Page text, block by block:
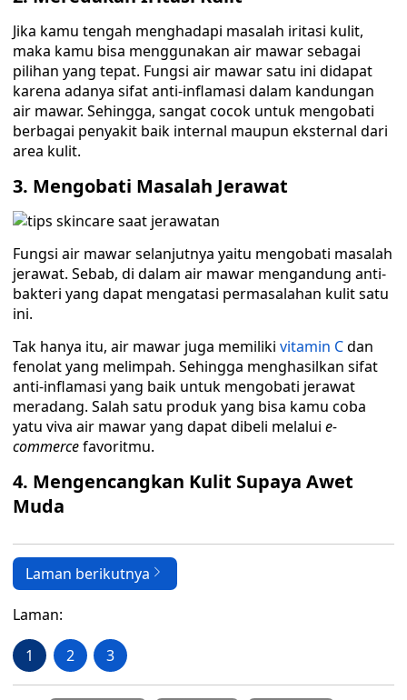
Jika kamu tengah menghadapi masalah iritasi kulit,
maka kamu bisa menggunakan air mawar sebagai
pilihan yang tepat. Fungsi air mawar satu ini didapat
karena adanya sifat anti-inflamasi dalam kandungan
air mawar. Sehingga, sangat cocok untuk mengobati
berbagai penyakit baik internal maupun eksternal dari
area kulit.
3. Mengobati Masalah Jerawat
Fungsi air mawar selanjutnya yaitu mengobati masalah
jerawat. Sebab, di dalam air mawar mengandung anti-
bakteri yang dapat mengatasi permasalahan kulit satu
ini.
Tak hanya itu, air mawar juga memiliki vitamin Cdan
fenolat yang melimpah. Sehingga menghasilkan sifat
anti-inflamasi yang baik untuk mengobati jerawat
meradang. Salah satu produk yang bisa kamu coba
yatu viva air mawar yang dapat dibeli melalui e-
commercefavoritmu.
4. Mengencangkan Kulit Supaya Awet
Muda
Laman berikutnya
Laman:
1 2 3